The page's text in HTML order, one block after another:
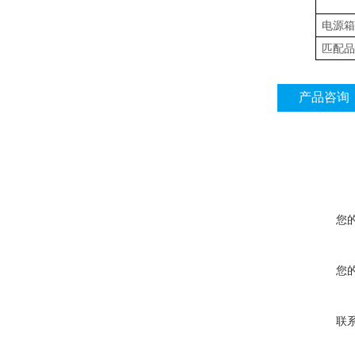
电源箱
匹配
产品咨询
您
您
联